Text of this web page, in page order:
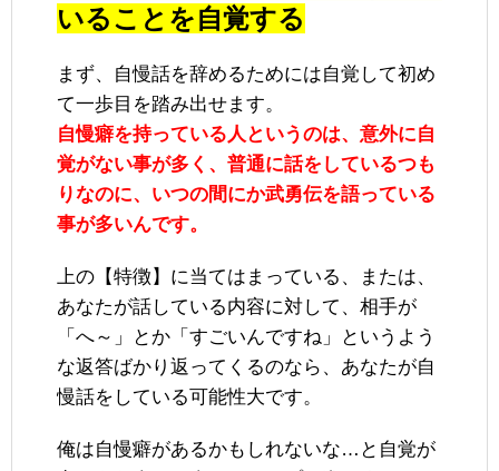
いることを自覚する
まず、自慢話を辞めるためには自覚して初め
て一歩目を踏み出せます。
自慢癖を持っている人というのは、意外に自
覚がない事が多く、普通に話をしているつも
りなのに、いつの間にか武勇伝を語っている
事が多いんです。
上の【特徴】に当てはまっている、または、
あなたが話している内容に対して、相手が
「へ～」とか「すごいんですね」というよう
な返答ばかり返ってくるのなら、あなたが自
慢話をしている可能性大です。
俺は自慢癖があるかもしれないな…と自覚が